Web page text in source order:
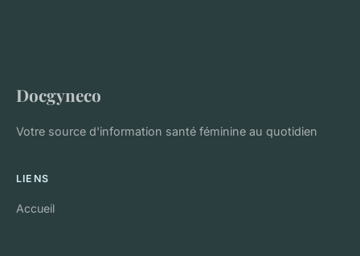
Docgyneco
Votre source d'information santé féminine au quotidien
LIENS
Accueil